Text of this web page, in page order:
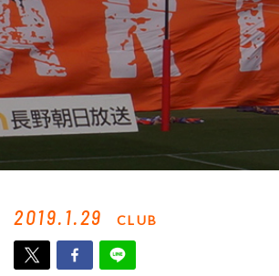
2019.1.29 CLUB